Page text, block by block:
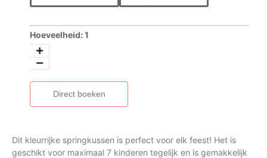
Hoeveelheid:1
Direct boeken
Dit kleurrijke springkussen is perfect voor elk feest! Het is
geschikt voor maximaal 7 kinderen tegelijk en is gemakkelijk